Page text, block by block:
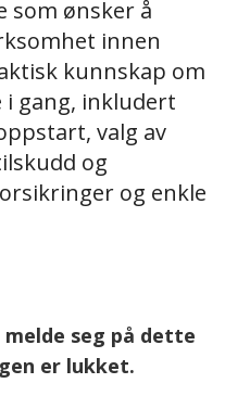
som ønsker å
innen
kunnskap om
i gang, inkludert
valg av
og
og enkle
seg på dette
er lukket.